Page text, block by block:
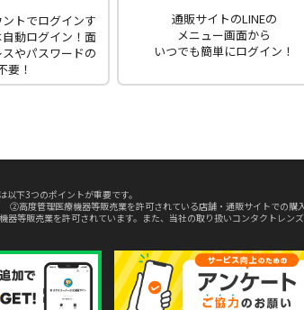
トでログインす
動ログイン！面
やパスワードの
要！
通販サイトのLINEの
メニュー画面から
いつでも簡単にログイン！
下3つのポイントが重要です。
高度管理医療機器等販売業を許可されている店舗・通販サイトでの
等販売業を許可されています。また、当社の取り扱いコンタクトレン